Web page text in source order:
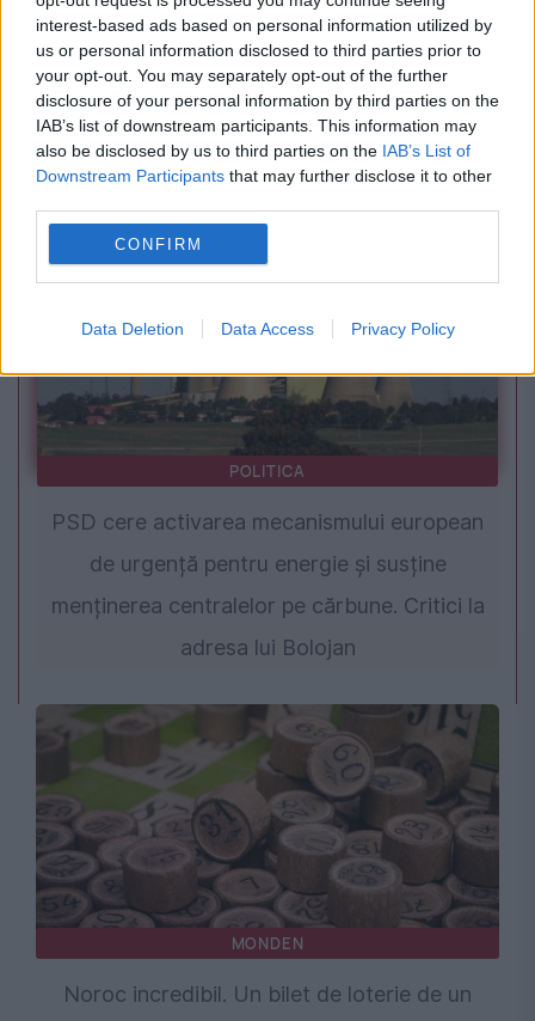
interest-based ads based on personal information utilized by
us or personal information disclosed to third parties prior to
your opt-out. You may separately opt-out of the further
disclosure of your personal information by third parties on the
IAB’s list of downstream participants. This information may
also be disclosed by us to third parties on the IAB’s List of
Downstream Participants that may further disclose it to other
CONFIRM
Data Deletion Data Access Privacy Policy
POLITICA
Ultimatum de la Guvern pentru primari. Sute
de localități riscă să rămână fără bani din
cauza Ghiseul.ro
POLITICA
PSD cere activarea mecanismului european
de urgență pentru energie și susține
menținerea centralelor pe cărbune. Critici la
adresa lui Bolojan
MONDEN
Noroc incredibil. Un bilet de loterie de un